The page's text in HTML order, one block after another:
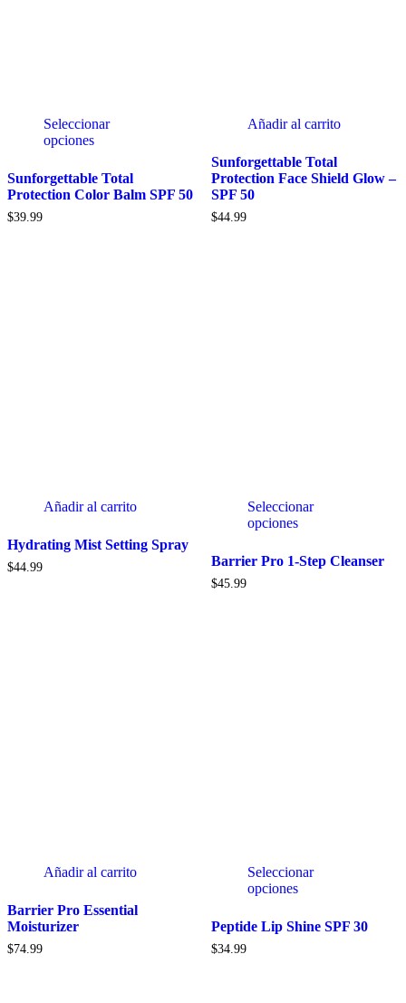
Seleccionar
opciones
Sunforgettable Total
Protection Color Balm SPF 50
$39.99
Añadir al carrito
Sunforgettable Total
Protection Face Shield Glow –
SPF 50
$44.99
Añadir al carrito
Hydrating Mist Setting Spray
$44.99
Seleccionar
opciones
Barrier Pro 1-Step Cleanser
$45.99
Añadir al carrito
Barrier Pro Essential
Moisturizer
$74.99
Seleccionar
opciones
Peptide Lip Shine SPF 30
$34.99